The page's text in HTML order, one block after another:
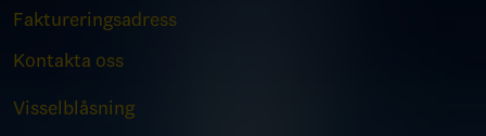
Faktureringsadress
Kontakta oss
Visselblåsning